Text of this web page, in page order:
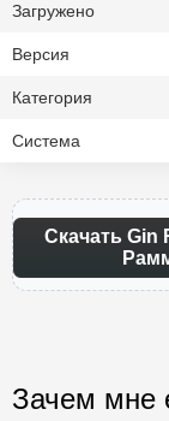
Загружено
Версия
Категория
Система
Скачать Gin
Зачем мне